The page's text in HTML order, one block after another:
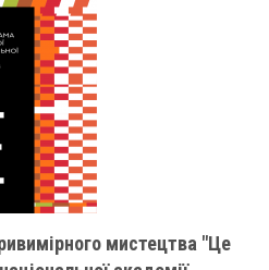
мистецтва "Це